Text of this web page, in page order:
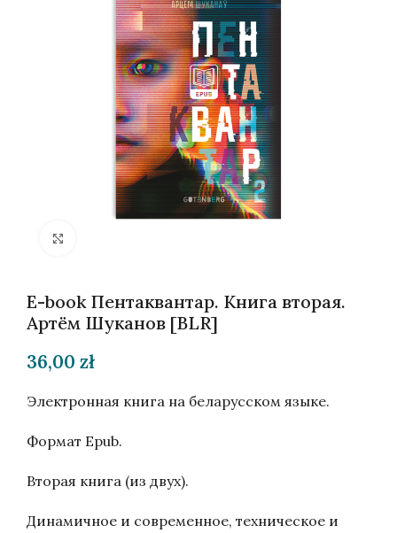
E-book Пентаквантар. Книга вторая.
Артём Шуканов [BLR]
36,00 zł
Электронная книга на беларусском языке.
Формат Epub.
Вторая книга (из двух).
Динамичное и современное, техническое и